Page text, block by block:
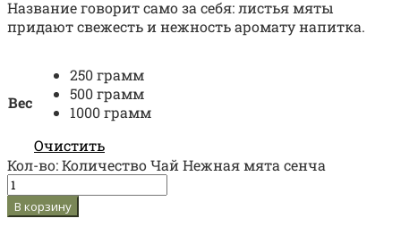
Название говорит само за себя: листья мяты
придают свежесть и нежность аромату напитка.
Вес
250 грамм
500 грамм
1000 грамм
Очистить
Кол-во:Количество Чай Нежная мята сенча
В корзину